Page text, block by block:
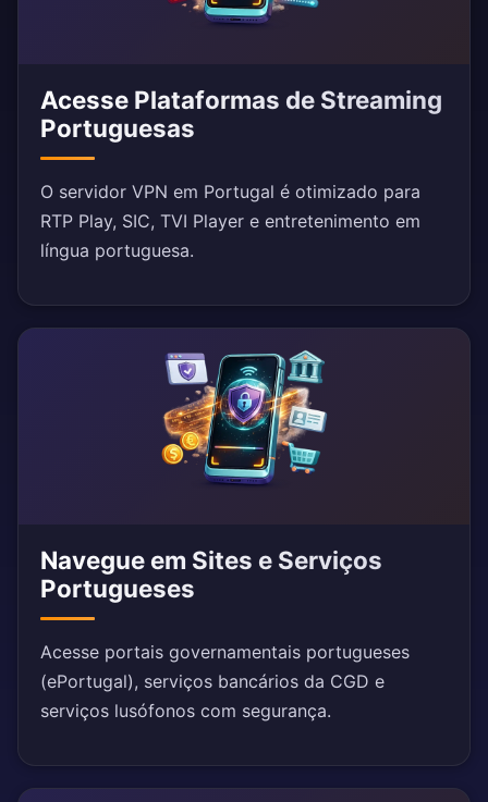
Acesse Plataformas de Streaming
Portuguesas
O servidor VPN em Portugal é otimizado para
RTP Play, SIC, TVI Player e entretenimento em
língua portuguesa.
Navegue em Sites e Serviços
Portugueses
Acesse portais governamentais portugueses
(ePortugal), serviços bancários da CGD e
serviços lusófonos com segurança.